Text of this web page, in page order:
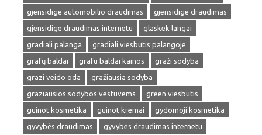
gjensidige automobilio draudimas
gjensidige draudimas
gjensidige draudimas internetu
glaskek langai
gradiali palanga
gradiali viesbutis palangoje
grafų baldai
grafu baldai kainos
graži sodyba
grazi veido oda
gražiausia sodyba
graziausios sodybos vestuvems
green viesbutis
guinot kosmetika
guinot kremai
gydomoji kosmetika
gyvybės draudimas
gyvybes draudimas internetu